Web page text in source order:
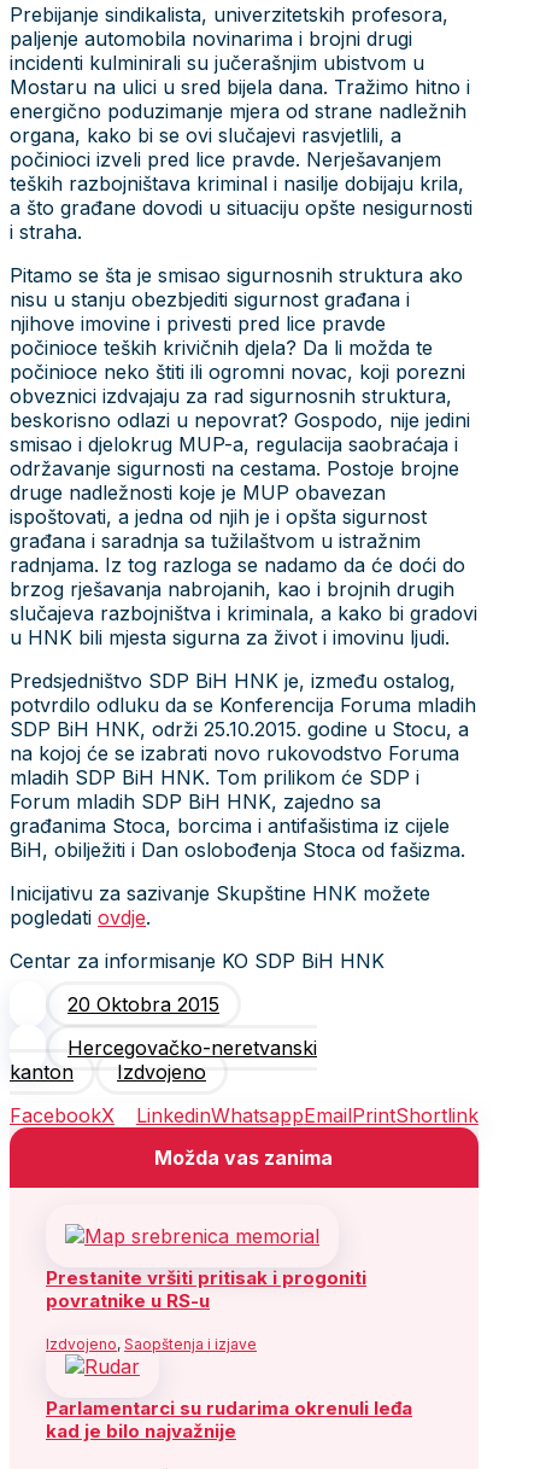
Prebijanje sindikalista, univerzitetskih profesora,
paljenje automobila novinarima i brojni drugi
incidenti kulminirali su jučerašnjim ubistvom u
Mostaru na ulici u sred bijela dana. Tražimo hitno i
energično poduzimanje mjera od strane nadležnih
organa, kako bi se ovi slučajevi rasvjetlili, a
počinioci izveli pred lice pravde. Nerješavanjem
teških razbojništava kriminal i nasilje dobijaju krila,
a što građane dovodi u situaciju opšte nesigurnosti
i straha.
Pitamo se šta je smisao sigurnosnih struktura ako
nisu u stanju obezbjediti sigurnost građana i
njihove imovine i privesti pred lice pravde
počinioce teških krivičnih djela? Da li možda te
počinioce neko štiti ili ogromni novac, koji porezni
obveznici izdvajaju za rad sigurnosnih struktura,
beskorisno odlazi u nepovrat? Gospodo, nije jedini
smisao i djelokrug MUP-a, regulacija saobraćaja i
održavanje sigurnosti na cestama. Postoje brojne
druge nadležnosti koje je MUP obavezan
ispoštovati, a jedna od njih je i opšta sigurnost
građana i saradnja sa tužilaštvom u istražnim
radnjama. Iz tog razloga se nadamo da će doći do
brzog rješavanja nabrojanih, kao i brojnih drugih
slučajeva razbojništva i kriminala, a kako bi gradovi
u HNK bili mjesta sigurna za život i imovinu ljudi.
Predsjedništvo SDP BiH HNK je, između ostalog,
potvrdilo odluku da se Konferencija Foruma mladih
SDP BiH HNK, održi 25.10.2015. godine u Stocu, a
na kojoj će se izabrati novo rukovodstvo Foruma
mladih SDP BiH HNK. Tom prilikom će SDP i
Forum mladih SDP BiH HNK, zajedno sa
građanima Stoca, borcima i antifašistima iz cijele
BiH, obilježiti i Dan oslobođenja Stoca od fašizma.
Inicijativu za sazivanje Skupštine HNK možete
pogledati ovdje.
Centar za informisanje KO SDP BiH HNK
20 Oktobra 2015
Hercegovačko-neretvanski
kanton
Izdvojeno
FacebookX LinkedinWhatsappEmailPrintShortlink
Možda vas zanima
Prestanite vršiti pritisak i progoniti
povratnike u RS-u
Izdvojeno, Saopštenja i izjave
Parlamentarci su rudarima okrenuli leđa
kad je bilo najvažnije